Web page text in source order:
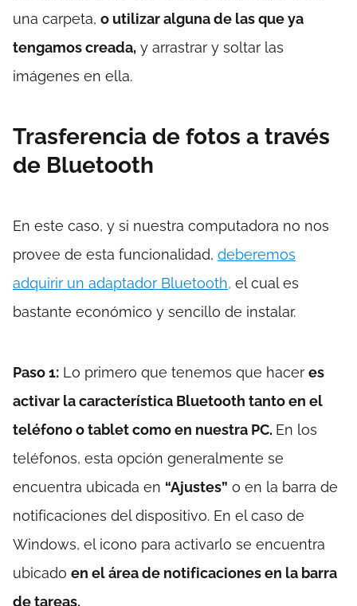
una carpeta, o utilizar alguna de las que ya
tengamos creada, y arrastrar y soltar las
imágenes en ella.
Trasferencia de fotos a través
de Bluetooth
En este caso, y si nuestra computadora no nos
provee de esta funcionalidad, deberemos
adquirir un adaptador Bluetooth, el cual es
bastante económico y sencillo de instalar.
Paso 1: Lo primero que tenemos que hacer es
activar la característica Bluetooth tanto en el
teléfono o tablet como en nuestra PC. En los
teléfonos, esta opción generalmente se
encuentra ubicada en “Ajustes” o en la barra de
notificaciones del dispositivo. En el caso de
Windows, el icono para activarlo se encuentra
ubicado en el área de notificaciones en la barra
de tareas.